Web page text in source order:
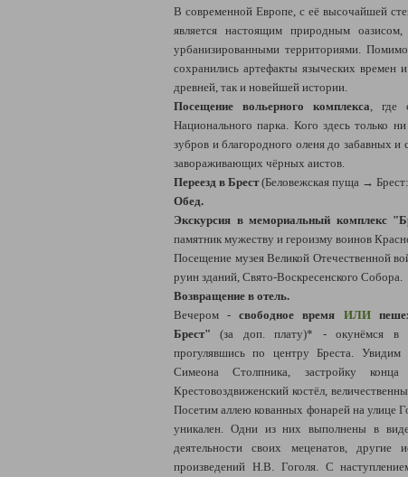
В современной Европе, с её высочайшей
является настоящим природным
урбанизированными территориями.
сохранились артефакты языческих времен
древней, так и новейшей истории.
Посещение вольерного комплекса , где
Национального парка. Кого здесь только
зубров и благородного оленя до забавных
завораживающих чёрных аистов.
Переезд в Брест(Беловежская пуща →
Обед.
Экскурсия в мемориальный комплекс
памятник мужеству и героизму воинов
Посещение музея Великой Отечественной
руин зданий, Свято-Воскресенского Собора.
Возвращение в отель.
Вечером -свободное время ИЛИ
Брест" (за доп. плату)* - окунёмся в
прогулявшись по центру Бреста.
Симеона Столпника, застройку
Крестовоздвиженский костёл,
Посетим аллею кованных фонарей на улице
уникален. Одни из них выполнены в
деятельности своих меценатов,
произведений Н.В. Гоголя. С